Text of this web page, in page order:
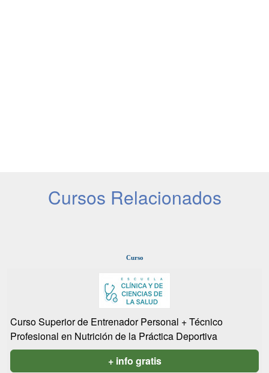
Cursos Relacionados
Curso
Curso Superior de Entrenador Personal + Técnico
Profesional en Nutrición de la Práctica Deportiva
+ info gratis